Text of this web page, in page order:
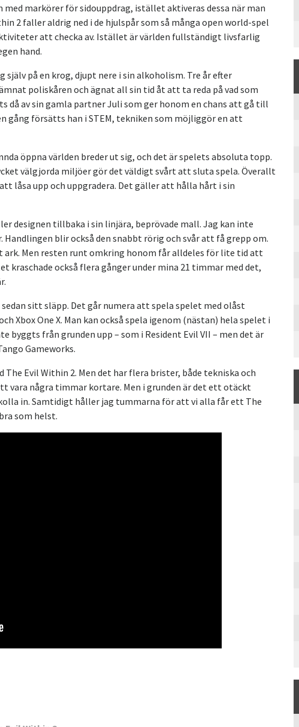
markörer för sidouppdrag, istället aktiveras dessa när man
2 faller aldrig ned i de hjulspår som så många open world-spel
att checka av. Istället är världen fullständigt livsfarlig
hand.
själv på en krog, djupt nere i sin alkoholism. Tre år efter
poliskåren och ägnat all sin tid åt att ta reda på vad som
då av sin gamla partner Juli som ger honom en chans att gå till
gång försätts han i STEM, tekniken som möjliggör en att
öppna världen breder ut sig, och det är spelets absoluta topp.
välgjorda miljöer gör det väldigt svårt att sluta spela. Överallt
låsa upp och uppgradera. Det gäller att hålla hårt i sin
designen tillbaka i sin linjära, beprövade mall. Jag kan inte
blir också den snabbt rörig och svår att få grepp om.
Men resten runt omkring honom får alldeles för lite tid att
kraschade också flera gånger under mina 21 timmar med det,
sitt släpp. Det går numera att spela spelet med olåst
Xbox One X. Man kan också spela igenom (nästan) hela spelet i
byggts från grunden upp – som i Resident Evil VII – men det är
Gameworks.
Evil Within 2. Men det har flera brister, både tekniska och
vara några timmar kortare. Men i grunden är det ett otäckt
in. Samtidigt håller jag tummarna för att vi alla får ett The
som helst.